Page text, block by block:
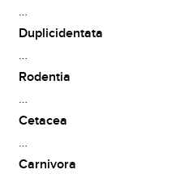
…
Duplicidentata
…
Rodentia
…
Cetacea
…
Carnivora